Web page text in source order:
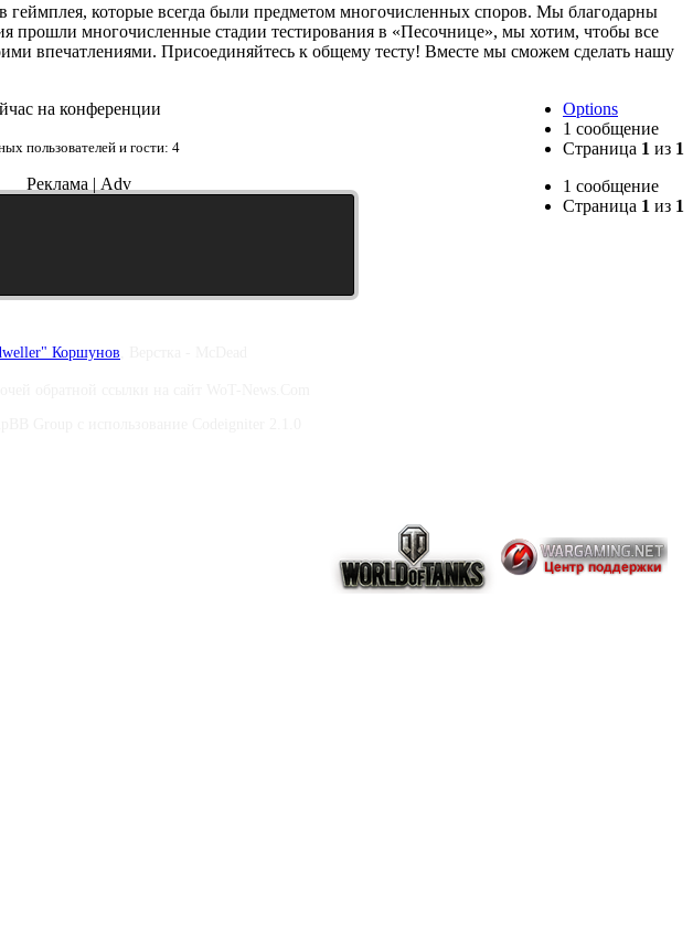
геймплея, которые всегда были предметом многочисленных споров. Мы благодарны
многочисленные стадии тестирования в «Песочнице», мы хотим, чтобы все
впечатлениями. Присоединяйтесь к общему тесту! Вместе мы сможем сделать нашу
Options
1 сообщение
Страница 1 из 1
1 сообщение
Страница 1 из 1
на конференции
пользователей и гости: 4
Реклама | Adv
Коршунов